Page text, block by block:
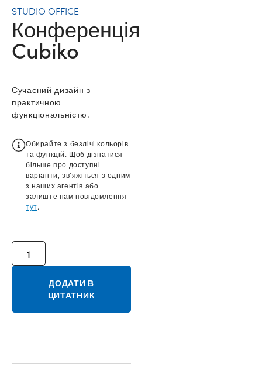
STUDIO OFFICE
Конференція
Cubiko
Сучасний дизайн з
практичною
функціональністю.
Обирайте з безлічі кольорів
та функцій. Щоб дізнатися
більше про доступні
варіанти, зв'яжіться з одним
з наших агентів або
залиште нам повідомлення
тут.
ДОДАТИ В
ЦИТАТНИК